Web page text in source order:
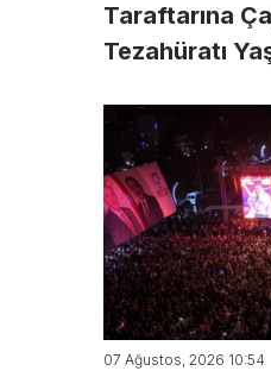
Taraftarına
Tezahüratı
07 Ağustos, 2026 10:54